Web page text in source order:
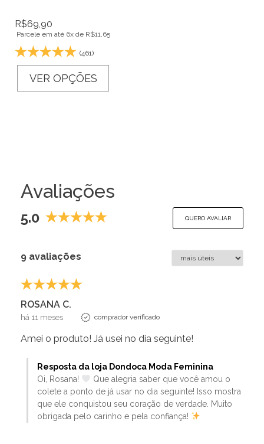
R$69,90
Parcele em até 6x de R$11,65
(461)
VER OPÇÕES
Avaliações
5.0 QUERO AVALIAR
9 avaliações
ROSANA C.
há 11 meses comprador verificado
Amei o produto! Já usei no dia seguinte!
Resposta da loja Dondoca Moda Feminina
Oi, Rosana!
Que alegria saber que você amou o
colete a ponto de já usar no dia seguinte! Isso mostra
que ele conquistou seu coração de verdade. Muito
obrigada pelo carinho e pela confiança!